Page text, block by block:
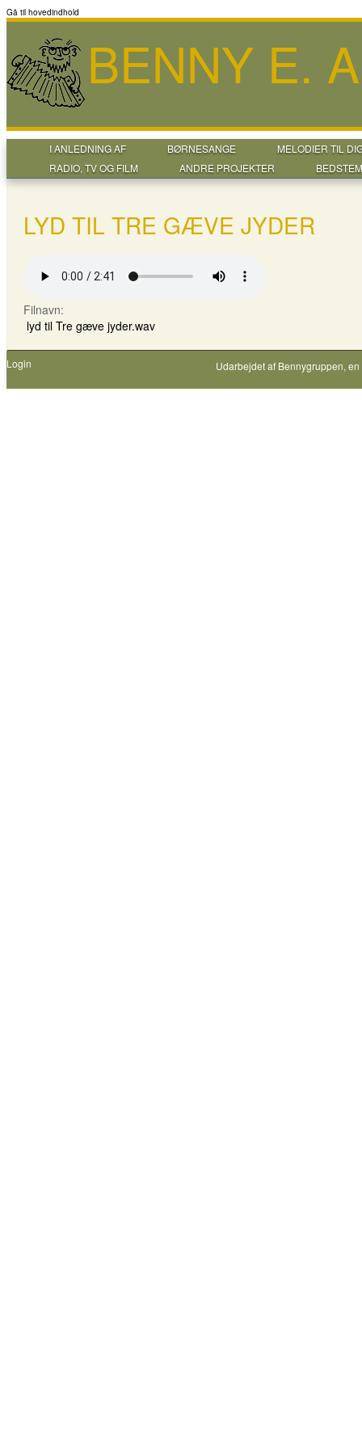
Gå til hovedindhold
BENNY E.
I ANLEDNING AF BØRNESANGE
MELODIER TIL
RADIO, TV OG FILM
ANDRE PROJEKTER
LYD TIL TRE GÆVE JYDER
Filnavn:
lyd til Tre gæve jyder.wav
Login Udarbejdet af Bennygruppen,